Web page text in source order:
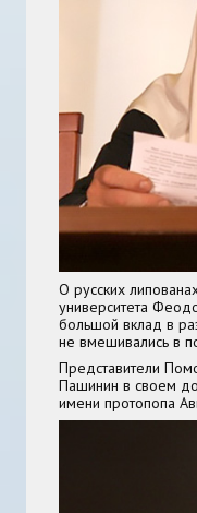
О русских
университета
большой вклад в
не вмешивались в
Представители
Пашинин в своем
имени протопопа